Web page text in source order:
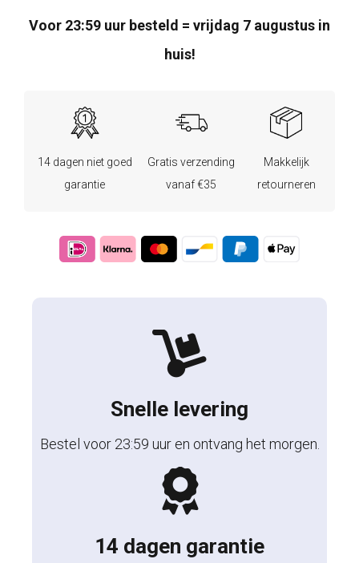
Voor 23:59 uur besteld = vrijdag 7 augustus in
huis!
14 dagen niet goed
garantie
Gratis verzending
vanaf €35
Makkelijk
retourneren
Snelle levering
Bestel voor 23:59 uur en ontvang het morgen.
14 dagen garantie